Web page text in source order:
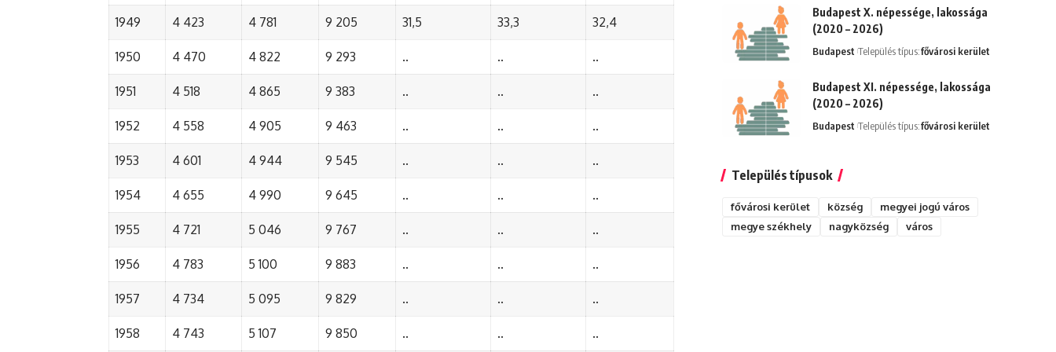
1949 4 423 4 781 9 205 31,5 33,3 32,4
1950 4 470 4 822 9 293 .. .. ..
1951 4 518 4 865 9 383 .. .. ..
1952 4 558 4 905 9 463 .. .. ..
1953 4 601 4 944 9 545 .. .. ..
1954 4 655 4 990 9 645 .. .. ..
1955 4 721 5 046 9 767 .. .. ..
1956 4 783 5 100 9 883 .. .. ..
1957 4 734 5 095 9 829 .. .. ..
1958 4 743 5 107 9 850 .. .. ..
Budapest X. népessége, lakossága
(2020 – 2026)
Budapest Település típus:fővárosi kerület
Budapest XI. népessége, lakossága
(2020 – 2026)
Budapest Település típus:fővárosi kerület
Település típusok
fővárosi kerület község
megyei jogú város
megye székhely
nagyközség város